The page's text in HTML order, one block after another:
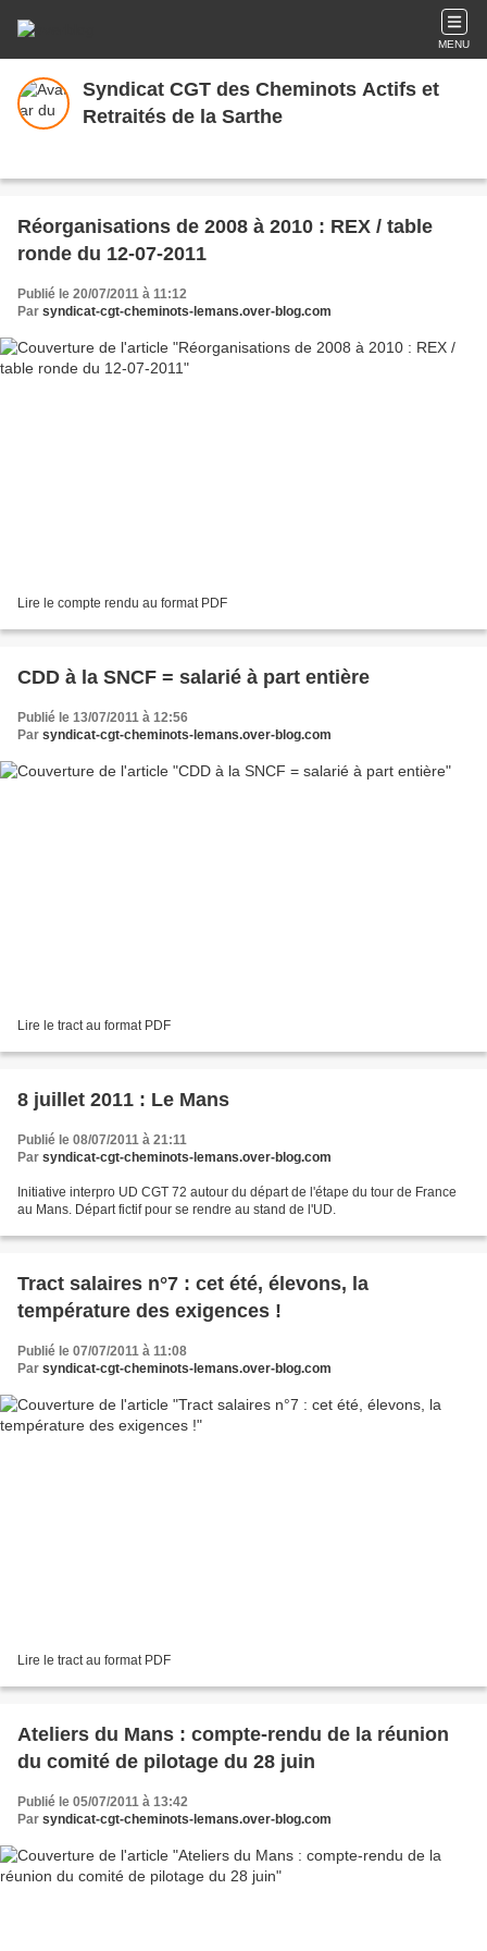
MENU
Syndicat CGT des Cheminots Actifs et
Retraités de la Sarthe
Réorganisations de 2008 à 2010 : REX / table
ronde du 12-07-2011
Publié le 20/07/2011 à 11:12
Par syndicat-cgt-cheminots-lemans.over-blog.com
Lire le compte rendu au format PDF
CDD à la SNCF = salarié à part entière
Publié le 13/07/2011 à 12:56
Par syndicat-cgt-cheminots-lemans.over-blog.com
Lire le tract au format PDF
8 juillet 2011 : Le Mans
Publié le 08/07/2011 à 21:11
Par syndicat-cgt-cheminots-lemans.over-blog.com
Initiative interpro UD CGT 72 autour du départ de l'étape du tour de France
au Mans. Départ fictif pour se rendre au stand de l'UD.
Tract salaires n°7 : cet été, élevons, la
température des exigences !
Publié le 07/07/2011 à 11:08
Par syndicat-cgt-cheminots-lemans.over-blog.com
Lire le tract au format PDF
Ateliers du Mans : compte-rendu de la réunion
du comité de pilotage du 28 juin
Publié le 05/07/2011 à 13:42
Par syndicat-cgt-cheminots-lemans.over-blog.com